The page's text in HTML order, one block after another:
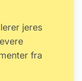
jeres
fra